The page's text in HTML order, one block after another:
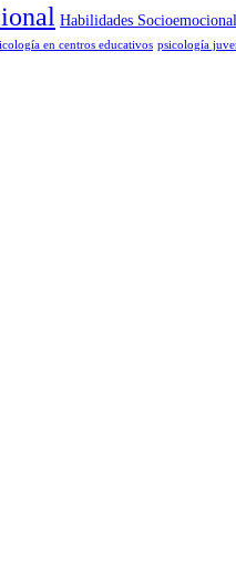
Habilidades
en centros educativos psicología